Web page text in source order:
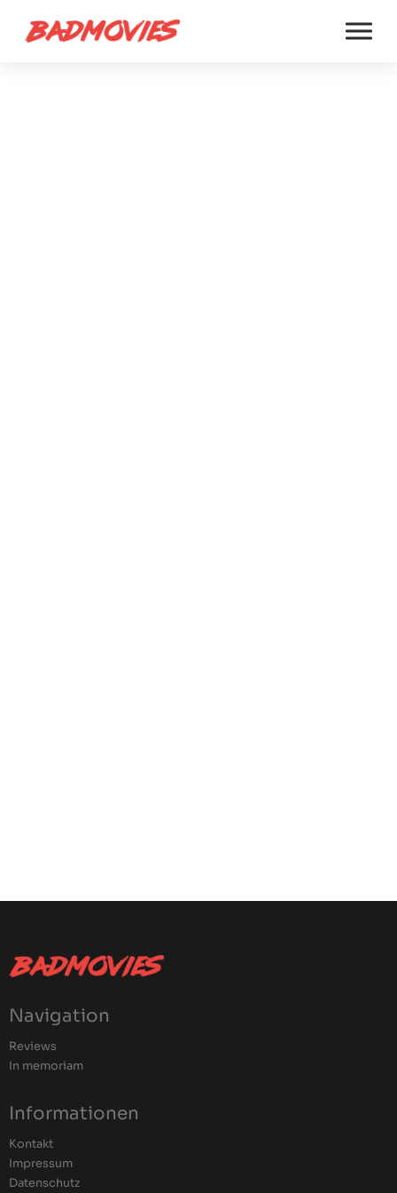
Navigation
Reviews
In memoriam
Informationen
Kontakt
Impressum
Datenschutz